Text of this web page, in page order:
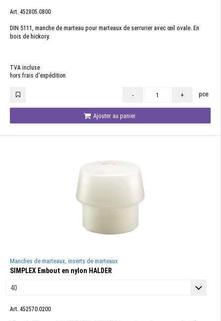
Art. 452805.0800
DIN 5111, manche de marteau pour marteaux de serrurier avec œil ovale. En
bois de hickory.
TVA incluse
hors frais d'expédition
- + pce
Ajouter au panier
Manches de marteaux, inserts de marteaux
SIMPLEX Embout en nylon HALDER
Art. 452570.0200